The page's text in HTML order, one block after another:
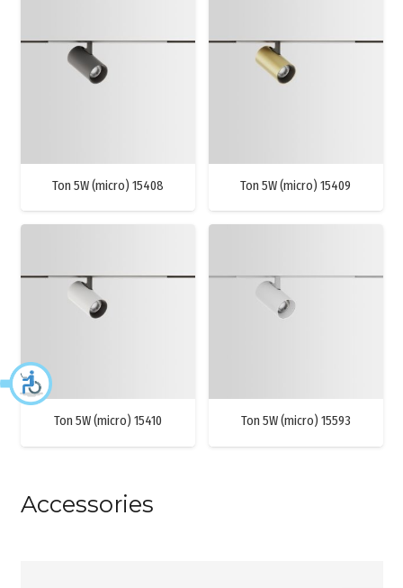
Ton 5W (micro) 15408 Ton 5W (micro) 15409
Ton 5W (micro) 15410 Ton 5W (micro) 15593
Accessories